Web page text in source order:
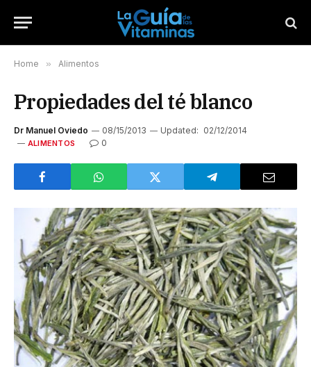
Home » Alimentos
Propiedades del té blanco
Dr Manuel Oviedo 08/15/2013 Updated: 02/12/2014
ALIMENTOS 0